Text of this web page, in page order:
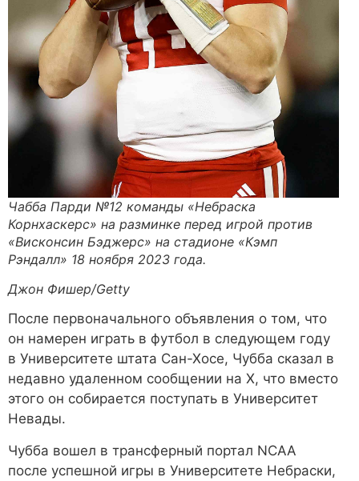
Чабба Парди №12 команды «Небраска
Корнхаскерс» на разминке перед игрой против
«Висконсин Бэджерс» на стадионе «Кэмп
Рэндалл» 18 ноября 2023 года.
Джон Фишер/Getty
После первоначального объявления о том, что
он намерен играть в футбол в следующем году
в Университете штата Сан-Хосе, Чубба сказал в
недавно удаленном сообщении на X, что вместо
этого он собирается поступать в Университет
Невады.
Чубба вошел в трансферный портал NCAA
после успешной игры в Университете Небраски,